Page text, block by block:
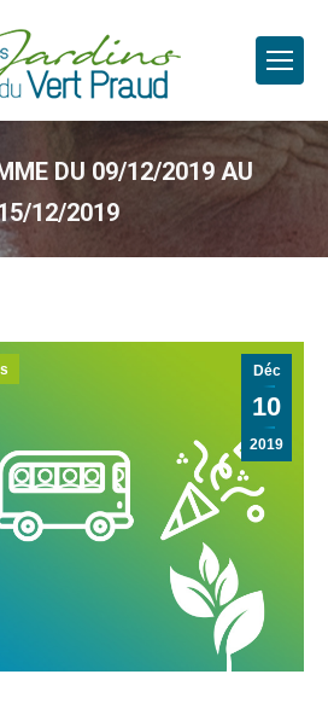
DU 09/12/2019 AU
12/2019
Déc
10
2019